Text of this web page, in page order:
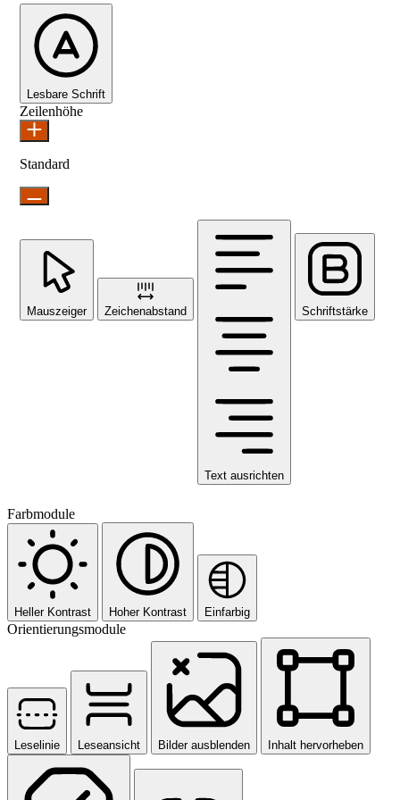
Lesbare Schrift
Zeilenhöhe
Standard
Mauszeiger Zeichenabstand
Text ausrichten
Schriftstärke
Farbmodule
Heller Kontrast Hoher Kontrast Einfarbig
Orientierungsmodule
Leselinie Leseansicht Bilder ausblenden Inhalt hervorheben